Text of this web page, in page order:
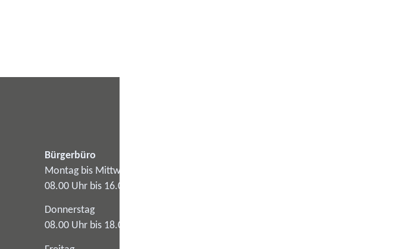
Bürgerbüro
Montag bis Mittwoch
08.00 Uhr bis 16.00 Uhr
Donnerstag
08.00 Uhr bis 18.00 Uhr